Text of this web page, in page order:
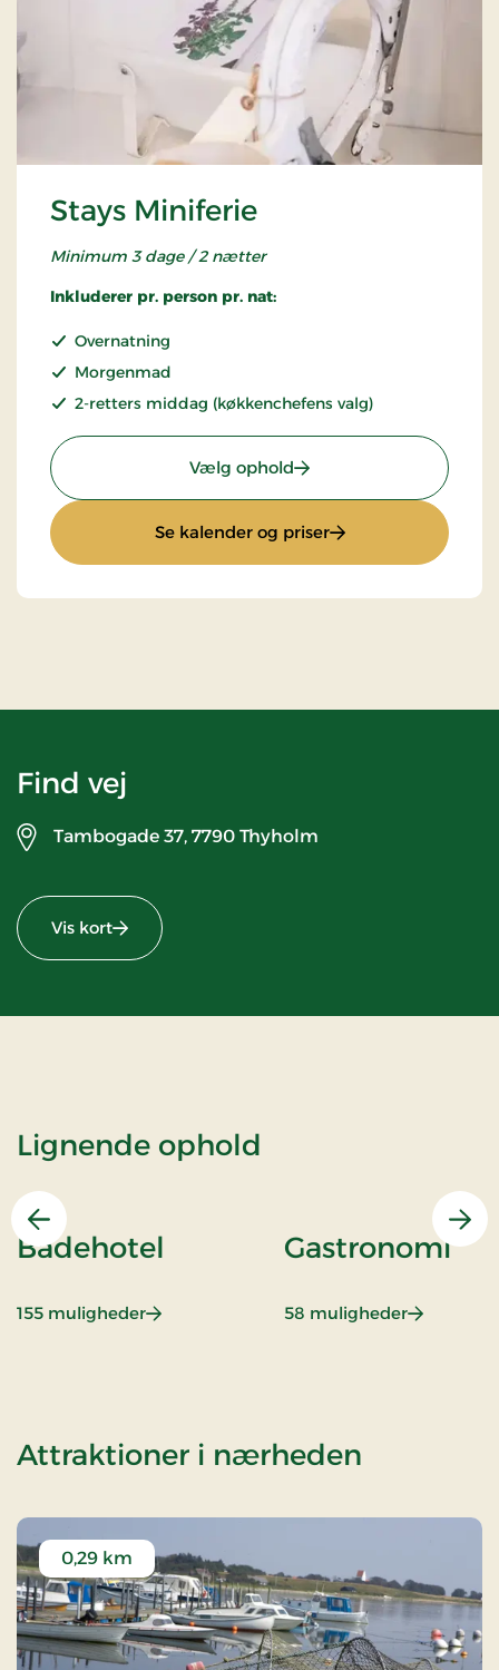
Stays Miniferie
Minimum 3 dage / 2 nætter
Inkluderer pr. person pr. nat:
Overnatning
Morgenmad
2-retters middag (køkkenchefens valg)
Vælg ophold: Stays Miniferie
Se kalender og priser: Stays Miniferie
Find vej
Tambogade 37, 7790 Thyholm
Vis kort
Lignende ophold
Forrige
Badehotel
155 muligheder: Badehotel
Gastronomi
58 muligheder:
Attraktioner i nærheden
0,29 km